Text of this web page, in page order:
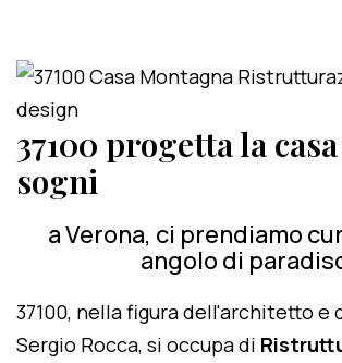
37100 progetta la
sogni
a Verona, ci prendiamo
angolo di
37100, nella figura dell'architetto e
Sergio Rocca, si occupa di